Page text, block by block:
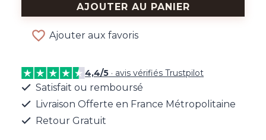
Boucles
d'Oreilles
&
Coeur
AJOUTER AU PANIER
Ajouter aux favoris
4,4/5 · avis vérifiés Trustpilot
Satisfait ou remboursé
Livraison Offerte en France Métropolitaine
Retour Gratuit